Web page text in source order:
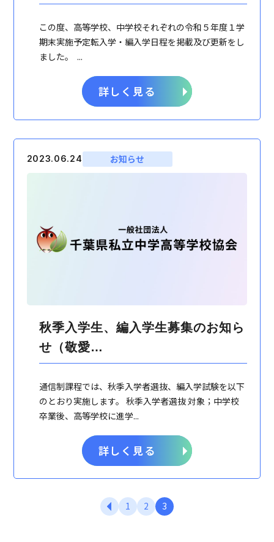
この度、高等学校、中学校それぞれの令和５年度１学
期末実施予定転入学・編入学日程を掲載及び更新をし
ました。 ...
詳しく見る
2023.06.24 お知らせ
秋季入学生、編入学生募集のお知ら
せ（敬愛…
通信制課程では、秋季入学者選抜、編入学試験を以下
のとおり実施します。 秋季入学者選抜 対象；中学校
卒業後、高等学校に進学...
詳しく見る
1 2 3